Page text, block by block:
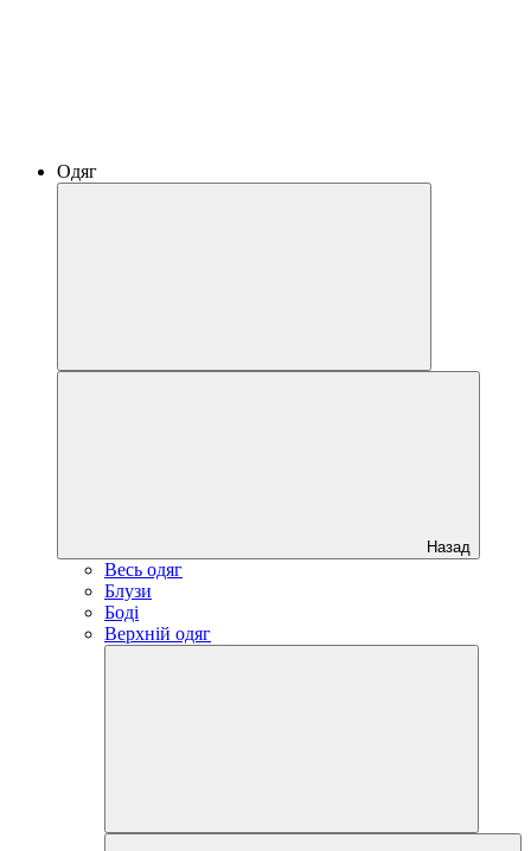
Одяг
Назад
Весь одяг
Блузи
Боді
Верхній одяг